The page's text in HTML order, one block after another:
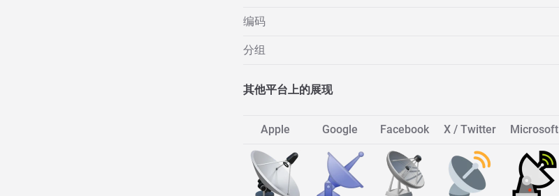
编码
分组
其他平台上的展现
Apple Google Facebook X / Twitter Microsoft